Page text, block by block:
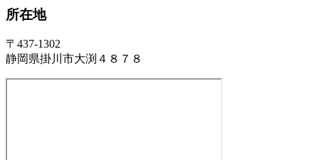
所在地
〒437-1302
静岡県掛川市大渕４８７８